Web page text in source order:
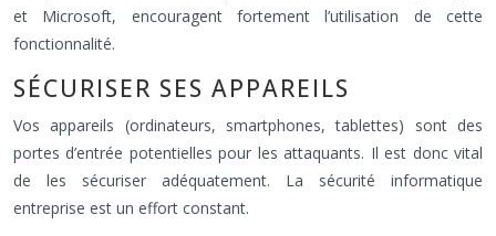
et Microsoft, encouragent fortement l’utilisation de cette
fonctionnalité.
SÉCURISER SES APPAREILS
Vos appareils (ordinateurs, smartphones, tablettes) sont des
portes d’entrée potentielles pour les attaquants. Il est donc vital
de les sécuriser adéquatement. La sécurité informatique
entreprise est un effort constant.